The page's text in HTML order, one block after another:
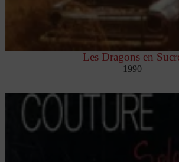
Les Dragons en
1990